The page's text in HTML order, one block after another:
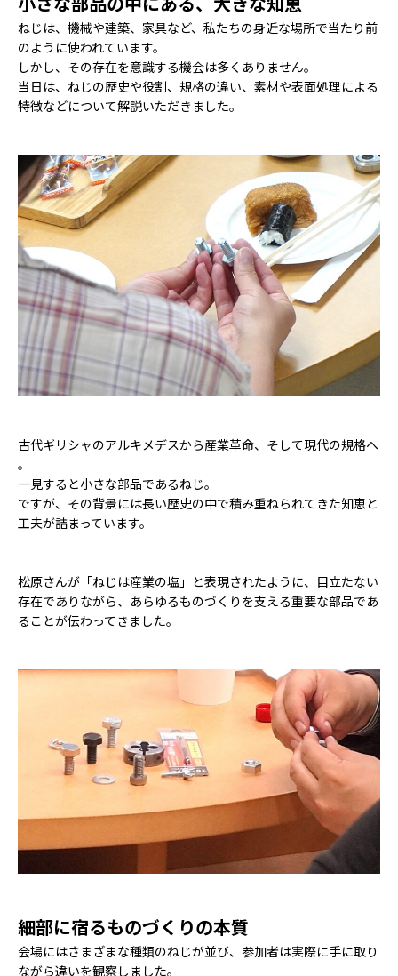
ねじは、機械や建築、家具など、私たちの身近な場所で当たり前
のように使われています。
しかし、その存在を意識する機会は多くありません。
当日は、ねじの歴史や役割、規格の違い、素材や表面処理による
特徴などについて解説いただきました。
古代ギリシャのアルキメデスから産業革命、そして現代の規格へ
――。
一見すると小さな部品であるねじ。
ですが、その背景には長い歴史の中で積み重ねられてきた知恵と
工夫が詰まっています。
松原さんが「ねじは産業の塩」と表現されたように、目立たない
存在でありながら、あらゆるものづくりを支える重要な部品であ
ることが伝わってきました。
細部に宿るものづくりの本質
会場にはさまざまな種類のねじが並び、参加者は実際に手に取り
ながら違いを観察しました。